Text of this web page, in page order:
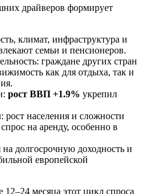
драйверов формирует
климат, инфраструктура и
семьи и пенсионеров.
граждане других стран
как для отдыха, так и
рост ВВП +1.9% укрепил
населения и сложности
на аренду, особенно в
долгосрочную доходность и
европейской
месяца этот цикл спроса